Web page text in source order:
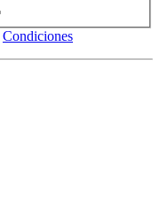
Condiciones